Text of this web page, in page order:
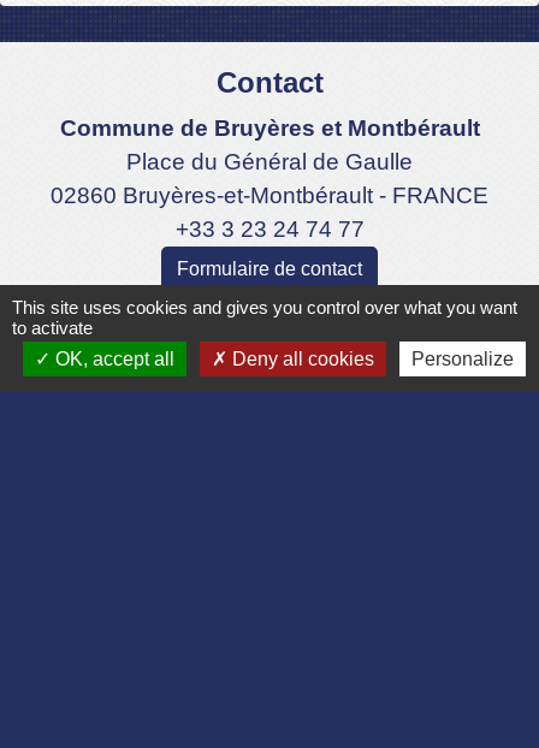
Contact
Commune de Bruyères et Montbérault
Place du Général de Gaulle
02860 Bruyères-et-Montbérault - FRANCE
+33 3 23 24 74 77
Formulaire de contact
This site uses cookies and gives you control over what you want
to activate
OK, accept all
Deny all cookies Personalize